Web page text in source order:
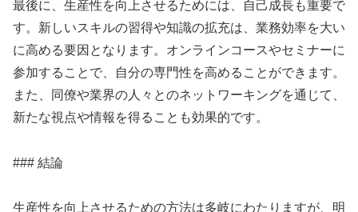
最後に、生産性を向上させるためには、自己成長も重要で
す。新しいスキルの習得や知識の拡充は、業務効率を大い
に高める要因となります。オンラインコースやセミナーに
参加することで、自分の専門性を高めることができます。
また、同僚や業界の人々とのネットワーキングを通じて、
新たな視点や情報を得ることも効果的です。
### 結論
生産性を向上させるための方法は多岐にわたりますが、明